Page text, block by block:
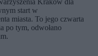
Kraków dla
start w
miasta. To jego czwarta
po tym, odwołano